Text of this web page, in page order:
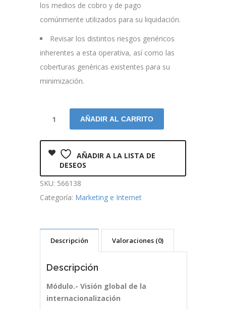
los medios de cobro y de pago
comúnmente utilizados para su liquidación.
Revisar los distintos riesgos genéricos
inherentes a esta operativa, así como las
coberturas genéricas existentes para su
minimización.
AÑADIR AL CARRITO
AÑADIR A LA LISTA DE
DESEOS
SKU: 566138
Categoría: Marketing e Internet
Descripción Valoraciones (0)
Descripción
Módulo.- Visión global de la
internacionalización